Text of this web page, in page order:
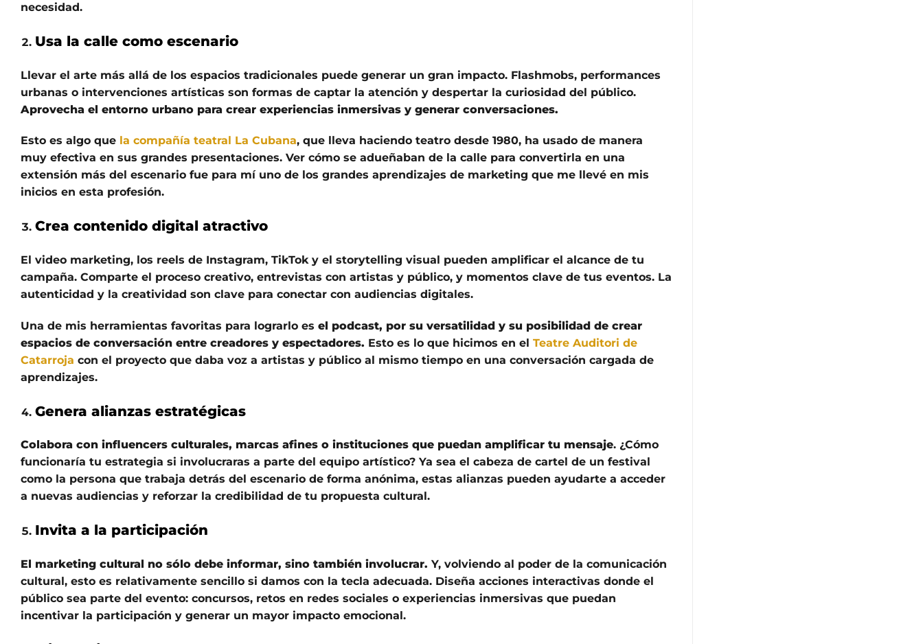
necesidad.
Usa la calle como escenario
Llevar el arte más allá de los espacios tradicionales puede generar un gran impacto. Flashmobs, performances
urbanas o intervenciones artísticas son formas de captar la atención y despertar la curiosidad del público.
Aprovecha el entorno urbano para crear experiencias inmersivas y generar conversaciones.
Esto es algo que la compañía teatral La Cubana, que lleva haciendo teatro desde 1980, ha usado de manera
muy efectiva en sus grandes presentaciones. Ver cómo se adueñaban de la calle para convertirla en una
extensión más del escenario fue para mí uno de los grandes aprendizajes de marketing que me llevé en mis
inicios en esta profesión.
Crea contenido digital atractivo
El video marketing, los reels de Instagram, TikTok y el storytelling visual pueden amplificar el alcance de tu
campaña. Comparte el proceso creativo, entrevistas con artistas y público, y momentos clave de tus eventos. La
autenticidad y la creatividad son clave para conectar con audiencias digitales.
Una de mis herramientas favoritas para lograrlo es el podcast, por su versatilidad y su posibilidad de crear
espacios de conversación entre creadores y espectadores. Esto es lo que hicimos en el Teatre Auditori de
Catarroja con el proyecto que daba voz a artistas y público al mismo tiempo en una conversación cargada de
aprendizajes.
Genera alianzas estratégicas
Colabora con influencers culturales, marcas afines o instituciones que puedan amplificar tu mensaje. ¿Cómo
funcionaría tu estrategia si involucraras a parte del equipo artístico? Ya sea el cabeza de cartel de un festival
como la persona que trabaja detrás del escenario de forma anónima, estas alianzas pueden ayudarte a acceder
a nuevas audiencias y reforzar la credibilidad de tu propuesta cultural.
Invita a la participación
El marketing cultural no sólo debe informar, sino también involucrar. Y, volviendo al poder de la comunicación
cultural, esto es relativamente sencillo si damos con la tecla adecuada. Diseña acciones interactivas donde el
público sea parte del evento: concursos, retos en redes sociales o experiencias inmersivas que puedan
incentivar la participación y generar un mayor impacto emocional.